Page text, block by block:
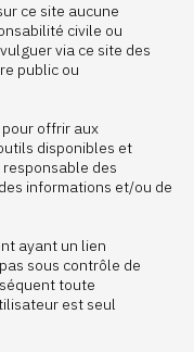
ce site aucune
civile ou
via ce site des
public ou
offrir aux
disponibles et
des
informations et/ou de
ayant un lien
sous contrôle de
toute
est seul